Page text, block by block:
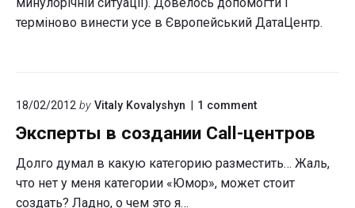
терміново винести усе в Європейський ДатаЦентр.
18/02/2012 by Vitaly Kovalyshyn 1 commenton
в
создании
Call-
Эксперты в создании Call-центров
Долго думал в какую категорию разместить… Жаль,
что нет у меня категории «Юмор», может стоит
создать? Ладно, о чем это я…